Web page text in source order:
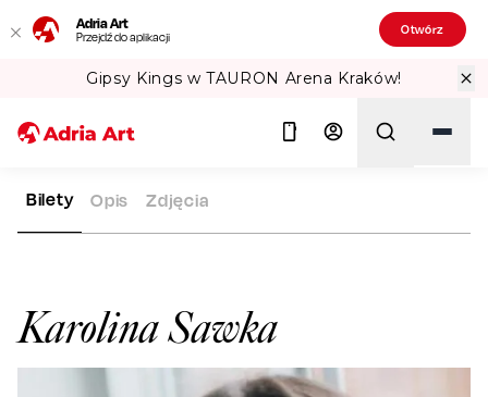
Adria Art
Przejdź do aplikacji Otwórz
Gipsy Kings w TAURON Arena Kraków!
ADRIA ART ARTYŚCI KAROLINA SAWKA
Karolina Sawka
Bilety Opis Zdjęcia